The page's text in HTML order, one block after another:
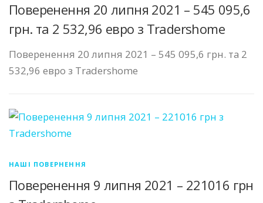
Поверенення 20 липня 2021 – 545 095,6
грн. та 2 532,96 евро з Tradershome
Поверенення 20 липня 2021 – 545 095,6 грн. та 2
532,96 евро з Tradershome
НАШІ ПОВЕРНЕННЯ
Поверенення 9 липня 2021 – 221016 грн